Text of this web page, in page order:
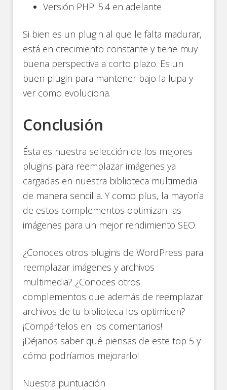
Versión PHP: 5.4 en adelante
Si bien es un plugin al que le falta madurar,
está en crecimiento constante y tiene muy
buena perspectiva a corto plazo. Es un
buen plugin para mantener bajo la lupa y
ver como evoluciona.
Conclusión
Ésta es nuestra selección de los mejores
plugins para reemplazar imágenes ya
cargadas en nuestra biblioteca multimedia
de manera sencilla. Y como plus, la mayoría
de estos complementos optimizan las
imágenes para un mejor rendimiento SEO.
¿Conoces otros plugins de WordPress para
reemplazar imágenes y archivos
multimedia? ¿Conoces otros
complementos que además de reemplazar
archivos de tu biblioteca los optimicen?
¡Compártelos en los comentarios!
¡Déjanos saber qué piensas de este top 5 y
cómo podríamos mejorarlo!
Nuestra puntuación